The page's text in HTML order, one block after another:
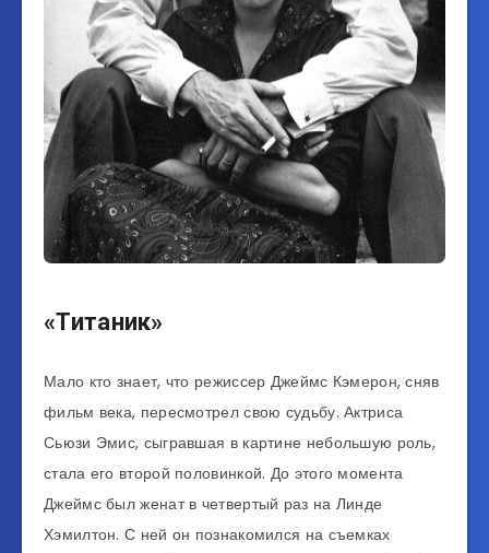
«Титаник»
Мало кто знает, что режиссер Джеймс Кэмерон, сняв
фильм века, пересмотрел свою судьбу. Актриса
Сьюзи Эмис, сыгравшая в картине небольшую роль,
стала его второй половинкой. До этого момента
Джеймс был женат в четвертый раз на Линде
Хэмилтон. С ней он познакомился на съемках